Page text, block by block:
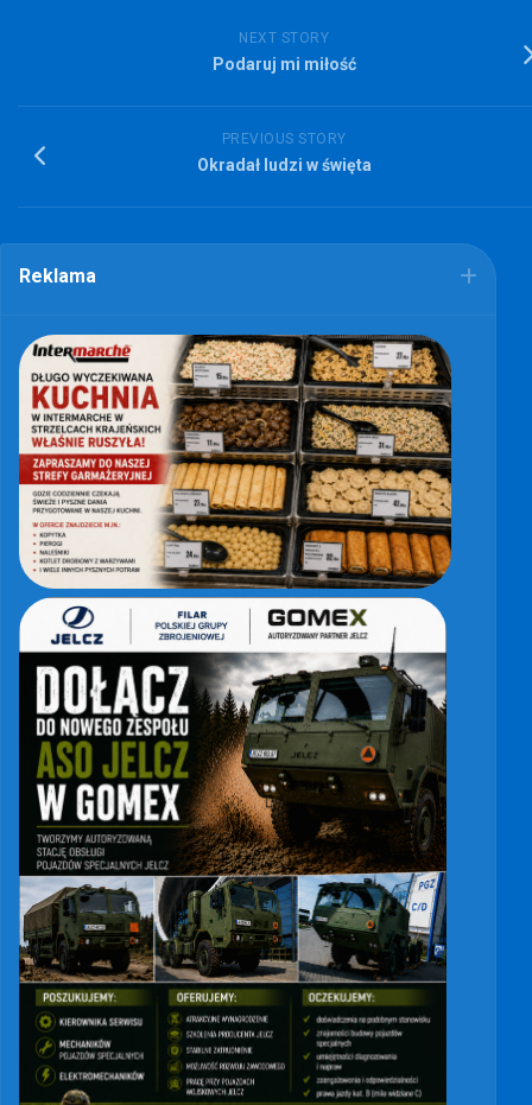
NEXT STORY
Podaruj mi miłość
PREVIOUS STORY
Okradał ludzi w święta
Reklama